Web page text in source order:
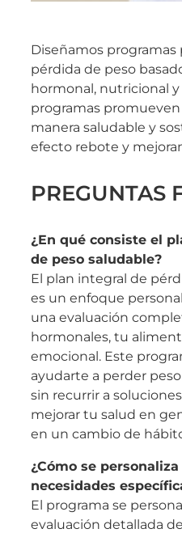
Diseñamos programas
pérdida de peso
hormonal, nutricional
programas
manera saludable y
efecto rebote y
PREGUNTAS
¿En qué consiste el
de peso saludable?
El plan integral de
es un enfoque
una evaluación
hormonales, tu
emocional. Este
ayudarte a perder
sin recurrir a
mejorar tu salud en
en un cambio de
¿Cómo se
necesidades
El programa se
evaluación detallada